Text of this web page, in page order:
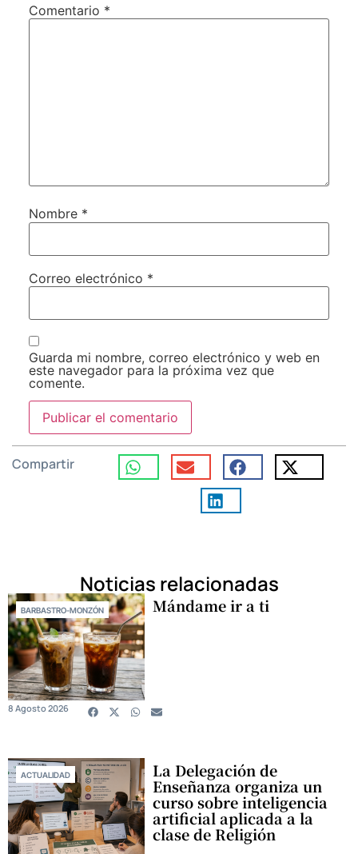
Comentario *
Nombre *
Correo electrónico *
Guarda mi nombre, correo electrónico y web en
este navegador para la próxima vez que
comente.
Compartir
Noticias relacionadas
BARBASTRO-MONZÓN Mándame ir a ti
8 Agosto 2026
ACTUALIDAD La Delegación de
Enseñanza organiza un
curso sobre inteligencia
artificial aplicada a la
clase de Religión